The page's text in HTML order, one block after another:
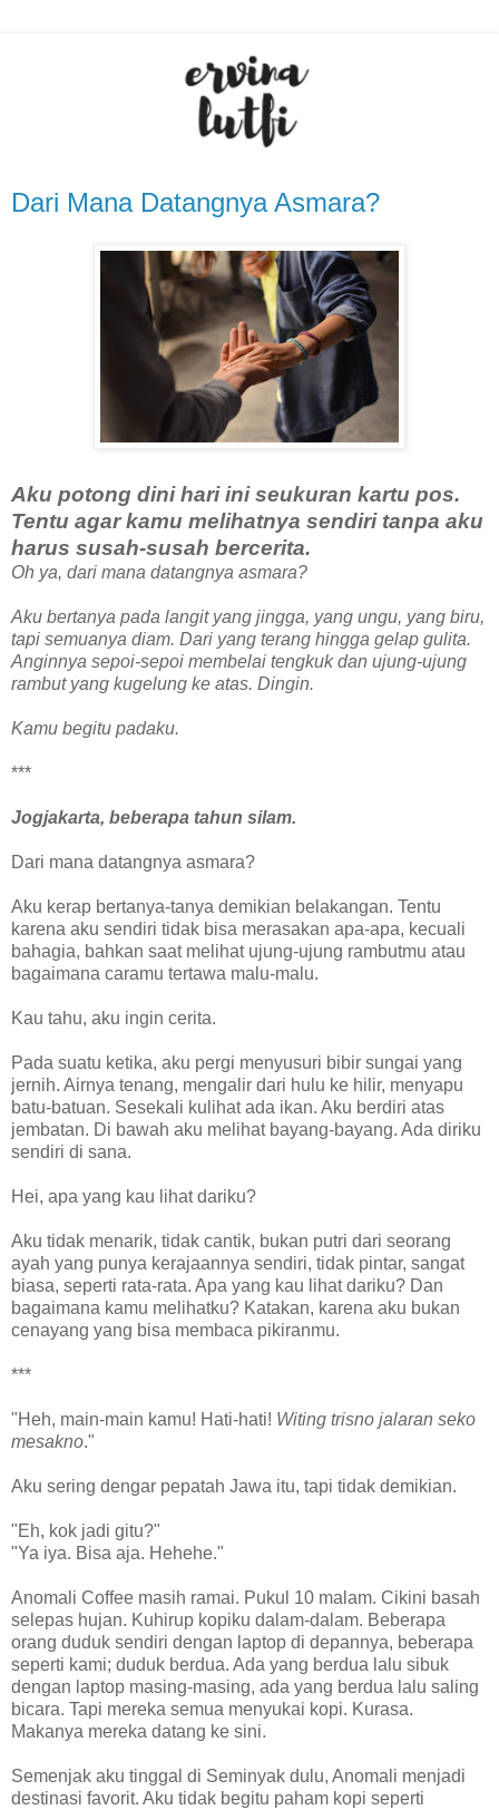
Dari Mana Datangnya Asmara?
Aku potong dini hari ini seukuran kartu pos.
Tentu agar kamu melihatnya sendiri tanpa aku
harus susah-susah bercerita.
Oh ya, dari mana datangnya asmara?
Aku bertanya pada langit yang jingga, yang ungu, yang biru,
tapi semuanya diam. Dari yang terang hingga gelap gulita.
Anginnya sepoi-sepoi membelai tengkuk dan ujung-ujung
rambut yang kugelung ke atas. Dingin.
Kamu begitu padaku.
***
Jogjakarta, beberapa tahun silam.
Dari mana datangnya asmara?
Aku kerap bertanya-tanya demikian belakangan. Tentu
karena aku sendiri tidak bisa merasakan apa-apa, kecuali
bahagia, bahkan saat melihat ujung-ujung rambutmu atau
bagaimana caramu tertawa malu-malu.
Kau tahu, aku ingin cerita.
Pada suatu ketika, aku pergi menyusuri bibir sungai yang
jernih. Airnya tenang, mengalir dari hulu ke hilir, menyapu
batu-batuan. Sesekali kulihat ada ikan. Aku berdiri atas
jembatan. Di bawah aku melihat bayang-bayang. Ada diriku
sendiri di sana.
Hei, apa yang kau lihat dariku?
Aku tidak menarik, tidak cantik, bukan putri dari seorang
ayah yang punya kerajaannya sendiri, tidak pintar, sangat
biasa, seperti rata-rata. Apa yang kau lihat dariku? Dan
bagaimana kamu melihatku? Katakan, karena aku bukan
cenayang yang bisa membaca pikiranmu.
***
"Heh, main-main kamu! Hati-hati! Witing trisno jalaran seko
mesakno."
Aku sering dengar pepatah Jawa itu, tapi tidak demikian.
"Eh, kok jadi gitu?"
"Ya iya. Bisa aja. Hehehe."
Anomali Coffee masih ramai. Pukul 10 malam. Cikini basah
selepas hujan. Kuhirup kopiku dalam-dalam. Beberapa
orang duduk sendiri dengan laptop di depannya, beberapa
seperti kami; duduk berdua. Ada yang berdua lalu sibuk
dengan laptop masing-masing, ada yang berdua lalu saling
bicara. Tapi mereka semua menyukai kopi. Kurasa.
Makanya mereka datang ke sini.
Semenjak aku tinggal di Seminyak dulu, Anomali menjadi
destinasi favorit. Aku tidak begitu paham kopi seperti